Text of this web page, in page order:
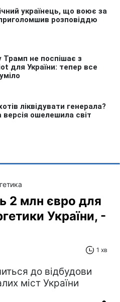
2 млн євро для
України, -
1 хв
до відбудови
міст України